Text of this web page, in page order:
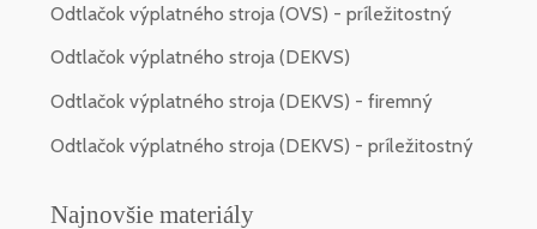
Odtlačok výplatného stroja (OVS) - príležitostný
Odtlačok výplatného stroja (DEKVS)
Odtlačok výplatného stroja (DEKVS) - firemný
Odtlačok výplatného stroja (DEKVS) - príležitostný
Najnovšie materiály